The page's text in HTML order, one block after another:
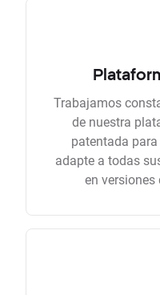
Trabajamos
de nuestra
patentada
adapte a todas
en